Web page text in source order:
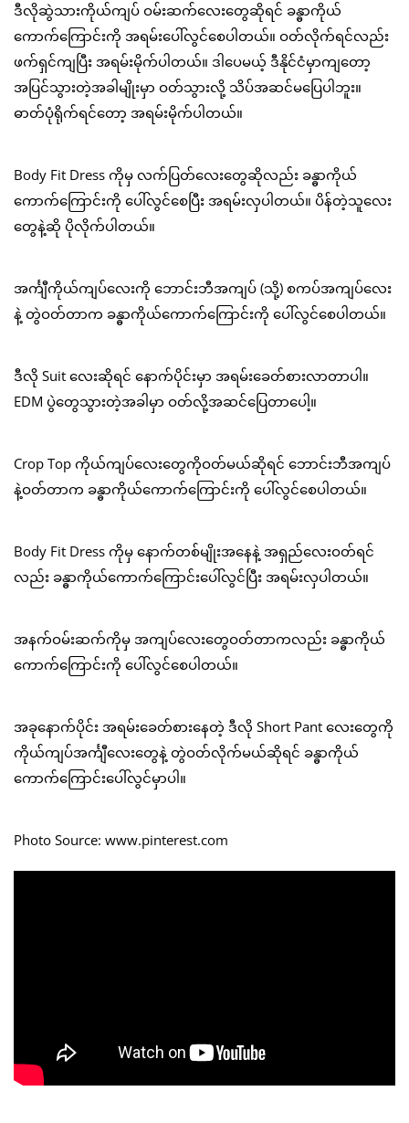
ဒီလိုဆွဲသားကိုယ်ကျပ် ဝမ်းဆက်လေးတွေဆိုရင် ခန္ဓာကိုယ်
ကောက်ကြောင်းကို အရမ်းပေါ်လွင်စေပါတယ်။ ဝတ်လိုက်ရင်လည်း
ဖက်ရှင်ကျပြီး အရမ်းမိုက်ပါတယ်။ ဒါပေမယ့် ဒီနိုင်ငံမှာကျတော့
အပြင်သွားတဲ့အခါမျိုးမှာ ဝတ်သွားလို့ သိပ်အဆင်မပြေပါဘူး။
ဓာတ်ပုံရိုက်ရင်တော့ အရမ်းမိုက်ပါတယ်။
Body Fit Dress ကိုမှ လက်ပြတ်လေးတွေဆိုလည်း ခန္ဓာကိုယ်
ကောက်ကြောင်းကို ပေါ်လွင်စေပြီး အရမ်းလှပါတယ်။ ပိန်တဲ့သူလေး
တွေနဲ့ဆို ပိုလိုက်ပါတယ်။
အင်္ကျီကိုယ်ကျပ်လေးကို ဘောင်းဘီအကျပ် (သို့) စကပ်အကျပ်လေး
နဲ့ တွဲဝတ်တာက ခန္ဓာကိုယ်ကောက်ကြောင်းကို ပေါ်လွင်စေပါတယ်။
ဒီလို Suit လေးဆိုရင် နောက်ပိုင်းမှာ အရမ်းခေတ်စားလာတာပါ။
EDM ပွဲတွေသွားတဲ့အခါမှာ ဝတ်လို့အဆင်ပြေတာပေါ့။
Crop Top ကိုယ်ကျပ်လေးတွေကိုဝတ်မယ်ဆိုရင် ဘောင်းဘီအကျပ်
နဲ့ဝတ်တာက ခန္ဓာကိုယ်ကောက်ကြောင်းကို ပေါ်လွင်စေပါတယ်။
Body Fit Dress ကိုမှ နောက်တစ်မျိုးအနေနဲ့ အရှည်လေးဝတ်ရင်
လည်း ခန္ဓာကိုယ်ကောက်ကြောင်းပေါ်လွင်ပြီး အရမ်းလှပါတယ်။
အနက်ဝမ်းဆက်ကိုမှ အကျပ်လေးတွေဝတ်တာကလည်း ခန္ဓာကိုယ်
ကောက်ကြောင်းကို ပေါ်လွင်စေပါတယ်။
အခုနောက်ပိုင်း အရမ်းခေတ်စားနေတဲ့ ဒီလို Short Pant လေးတွေကို
ကိုယ်ကျပ်အင်္ကျီလေးတွေနဲ့ တွဲဝတ်လိုက်မယ်ဆိုရင် ခန္ဓာကိုယ်
ကောက်ကြောင်းပေါ်လွင်မှာပါ။
Photo Source: www.pinterest.com